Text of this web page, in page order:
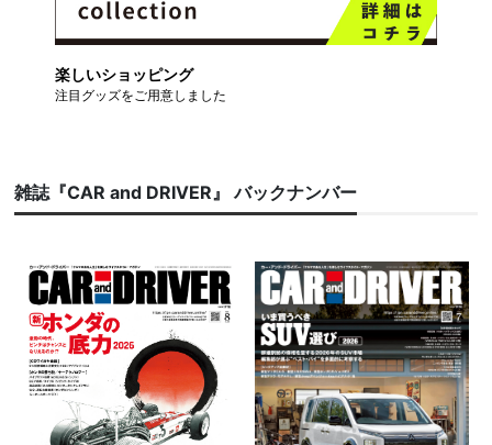
楽しいショッピング
注目グッズをご用意しました
雑誌『CAR and DRIVER』 バックナンバー